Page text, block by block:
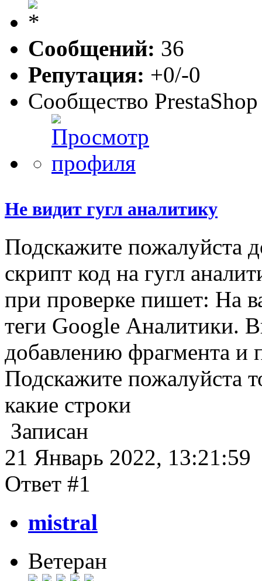
Сообщений: 36
Репутация: +0/-0
Сообщество PrestaShop
Не видит гугл аналитику
Подскажите пожалуйста
скрипт код на гугл
при проверке пишет: На
теги Google Аналитики.
добавлению фрагмента и
Подскажите пожалуйста
какие строки
Записан
21 Январь 2022, 13:21:59
Ответ #1
mistral
Ветеран